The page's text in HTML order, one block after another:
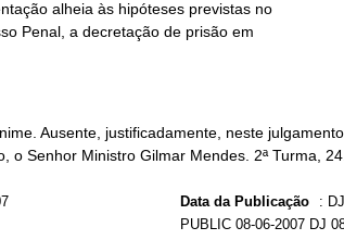
Ausente, justificadamente, neste
o Senhor Ministro Gilmar Mendes. 2ª Turma,
Data da Publicação :
PUBLIC 08-06-2007 DJ